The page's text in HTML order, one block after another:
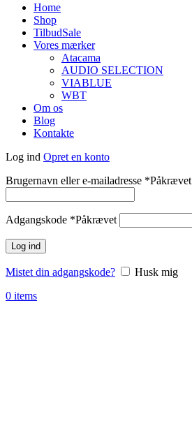
Home
Shop
TilbudSale
Vores mærker
Atacama
AUDIO SELECTION
VIABLUE
WBT
Om os
Blog
Kontakte
Log ind Opret en konto
Brugernavn eller e-mailadresse *Påkrævet
Adgangskode *Påkrævet
Log ind
Mistet din adgangskode?
Husk mig
0 items